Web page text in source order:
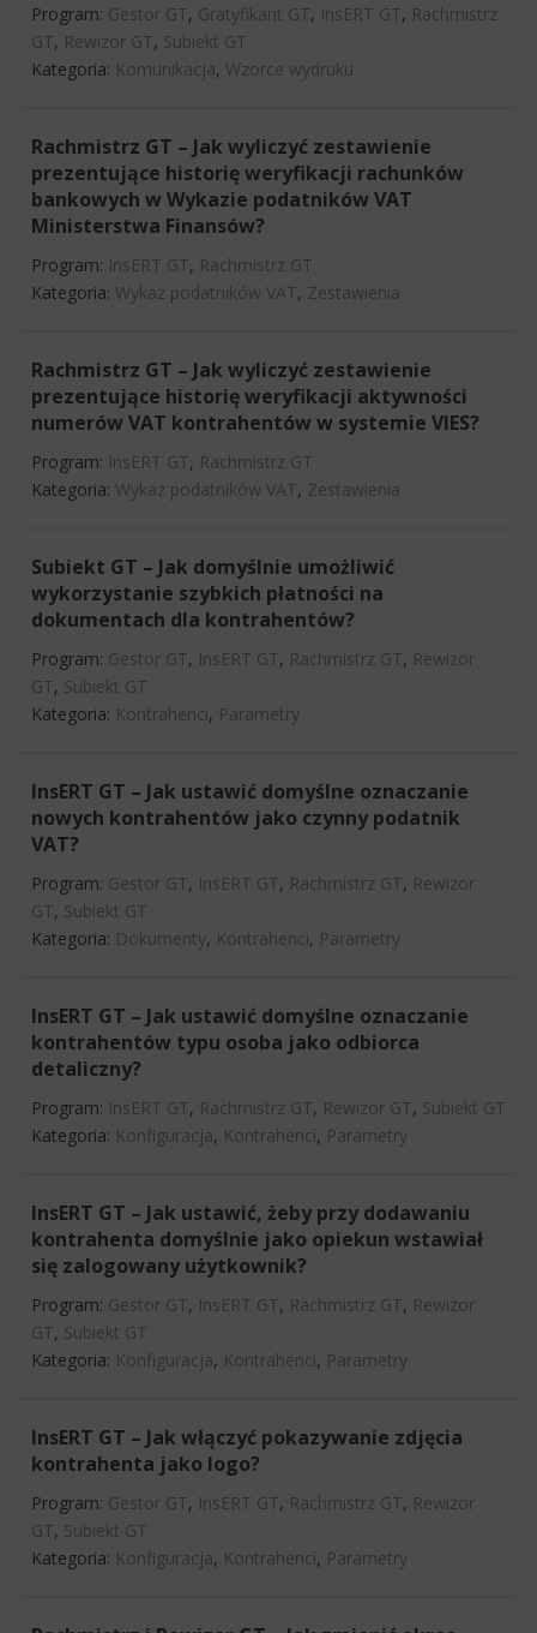
Program: Gestor GT, Gratyfikant GT, InsERT GT, Rachmistrz
GT, Rewizor GT, Subiekt GT
Kategoria: Komunikacja, Wzorce wydruku
Rachmistrz GT – Jak wyliczyć zestawienie
prezentujące historię weryfikacji rachunków
bankowych w Wykazie podatników VAT
Ministerstwa Finansów?
Program: InsERT GT, Rachmistrz GT
Kategoria: Wykaz podatników VAT, Zestawienia
Rachmistrz GT – Jak wyliczyć zestawienie
prezentujące historię weryfikacji aktywności
numerów VAT kontrahentów w systemie VIES?
Program: InsERT GT, Rachmistrz GT
Kategoria: Wykaz podatników VAT, Zestawienia
Subiekt GT – Jak domyślnie umożliwić
wykorzystanie szybkich płatności na
dokumentach dla kontrahentów?
Program: Gestor GT, InsERT GT, Rachmistrz GT, Rewizor
GT, Subiekt GT
Kategoria: Kontrahenci, Parametry
InsERT GT – Jak ustawić domyślne oznaczanie
nowych kontrahentów jako czynny podatnik
VAT?
Program: Gestor GT, InsERT GT, Rachmistrz GT, Rewizor
GT, Subiekt GT
Kategoria: Dokumenty, Kontrahenci, Parametry
InsERT GT – Jak ustawić domyślne oznaczanie
kontrahentów typu osoba jako odbiorca
detaliczny?
Program: InsERT GT, Rachmistrz GT, Rewizor GT, Subiekt GT
Kategoria: Konfiguracja, Kontrahenci, Parametry
InsERT GT – Jak ustawić, żeby przy dodawaniu
kontrahenta domyślnie jako opiekun wstawiał
się zalogowany użytkownik?
Program: Gestor GT, InsERT GT, Rachmistrz GT, Rewizor
GT, Subiekt GT
Kategoria: Konfiguracja, Kontrahenci, Parametry
InsERT GT – Jak włączyć pokazywanie zdjęcia
kontrahenta jako logo?
Program: Gestor GT, InsERT GT, Rachmistrz GT, Rewizor
GT, Subiekt GT
Kategoria: Konfiguracja, Kontrahenci, Parametry